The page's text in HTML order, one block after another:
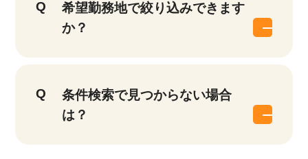
希望勤務地で絞り込みできます
か？
条件検索で見つからない場合
は？